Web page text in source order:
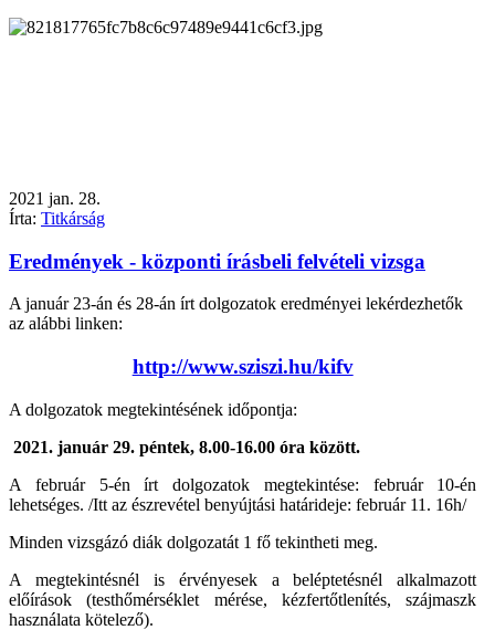
2021 jan. 28.
Írta: Titkárság
Eredmények - központi írásbeli felvételi vizsga
A január 23-án és 28-án írt dolgozatok eredményei lekérdezhetők
az alábbi linken:
http://www.sziszi.hu/kifv
A dolgozatok megtekintésének időpontja:
2021. január 29. péntek, 8.00-16.00 óra között.
A február 5-én írt dolgozatok megtekintése: február 10-én
lehetséges. /Itt az észrevétel benyújtási határideje: február 11. 16h/
Minden vizsgázó diák dolgozatát 1 fő tekintheti meg.
A megtekintésnél is érvényesek a beléptetésnél alkalmazott
előírások (testhőmérséklet mérése, kézfertőtlenítés, szájmaszk
használata kötelező).